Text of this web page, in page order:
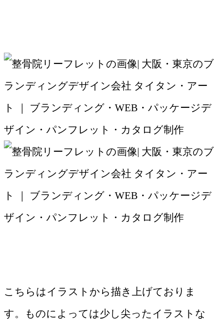
こちらはイラストから描き上げておりま
す。ものによっては少し尖ったイラストな